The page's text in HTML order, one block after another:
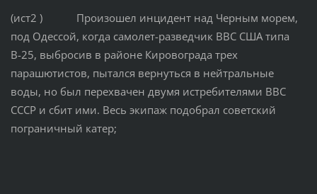
(ист2 ) Произошел инцидент над Черным морем,
под Одессой, когда самолет-разведчик ВВС США типа
В-25, выбросив в районе Кировограда трех
парашютистов, пытался вернуться в нейтральные
воды, но был перехвачен двумя истребителями ВВС
СССР и сбит ими. Весь экипаж подобрал советский
пограничный катер;